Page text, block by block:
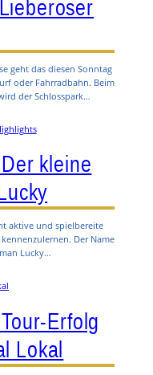
geht das diesen Sonntag
oder Fahrradbahn. Beim
der Schlosspark…
kleine
aktive und spielbereite
Der Name
Lucky…
Erfolg
Lokal